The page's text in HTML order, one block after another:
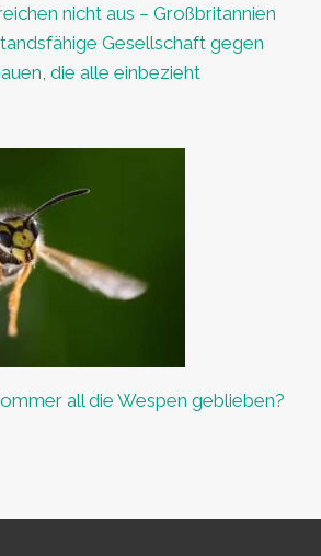
nicht aus – Großbritannien
Gesellschaft gegen
die alle einbezieht
all die Wespen geblieben?